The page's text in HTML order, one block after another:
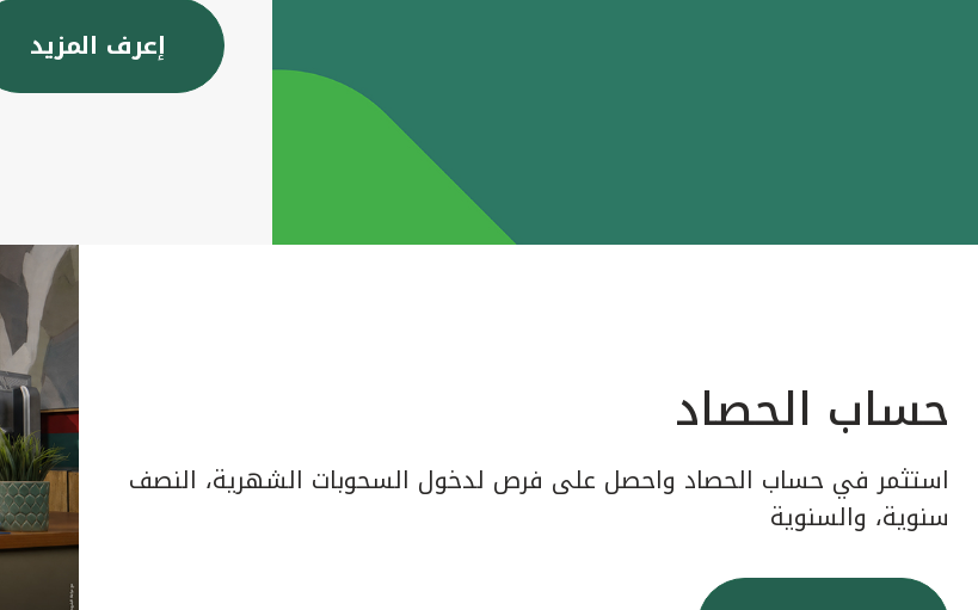
إعرف المزيد
حساب الحصاد
استثمر في حساب الحصاد واحصل على فرص لدخول السحوبات الشهرية، النصف
سنوية، والسنوية